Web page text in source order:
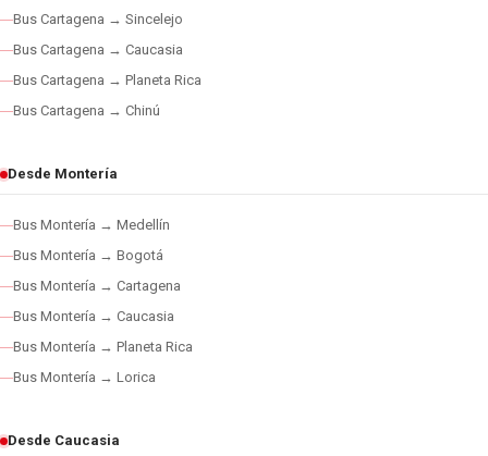
Bus Cartagena → Sincelejo
Bus Cartagena → Caucasia
Bus Cartagena → Planeta Rica
Bus Cartagena → Chinú
Desde Montería
Bus Montería → Medellín
Bus Montería → Bogotá
Bus Montería → Cartagena
Bus Montería → Caucasia
Bus Montería → Planeta Rica
Bus Montería → Lorica
Desde Caucasia